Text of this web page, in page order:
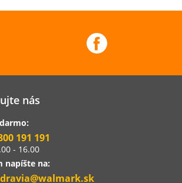
nás
191 191
- 16.00
napíšte na: